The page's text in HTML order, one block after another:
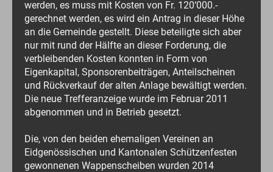
werden, es muss mit Kosten von Fr. 120‘000.-
gerechnet werden, es wird ein Antrag in dieser Höhe
an die Gemeinde gestellt. Diese beteiligte sich aber
nur mit rund der Hälfte an dieser Forderung, die
verbleibenden Kosten konnten in Form von
Eigenkapital, Sponsorenbeiträgen, Anteilscheinen
und Rückverkauf der alten Anlage bewältigt werden.
Die neue Trefferanzeige wurde im Februar 2011
abgenommen und in Betrieb gesetzt.
Die, von den beiden ehemaligen Vereinen an
Eidgenössischen und Kantonalen Schützenfesten
gewonnenen Wappenscheiben wurden 2014